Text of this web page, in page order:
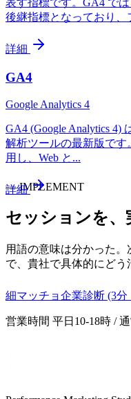
表す指標です。GA4 で
後継指標となっており
詳細
GA4
Google Analytics 4
GA4 (Google Analytics 4)
解析ツールの最新版で
用し、Web と ...
詳細
—IMPLEMENT
セッションを、
用語の意味は分かった
で、貴社で具体的にどう
細マッチョ企業診断 (3分
営業時間 平日10-18時 /